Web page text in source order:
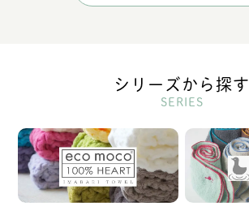
シリーズから探す
SERIES